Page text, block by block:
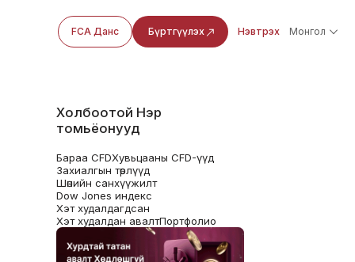
FCA Данс Бүртгүүлэх Нэвтрэх Монгол
Холбоотой Нэр
томьёонууд
Бараа CFDХувьцааны CFD-үүд
Захиалгын төрлүүд
Шөнийн санхүүжилт
Dow Jones индекс
Хэт худалдагдсан
Хэт худалдан авалтПортфолио